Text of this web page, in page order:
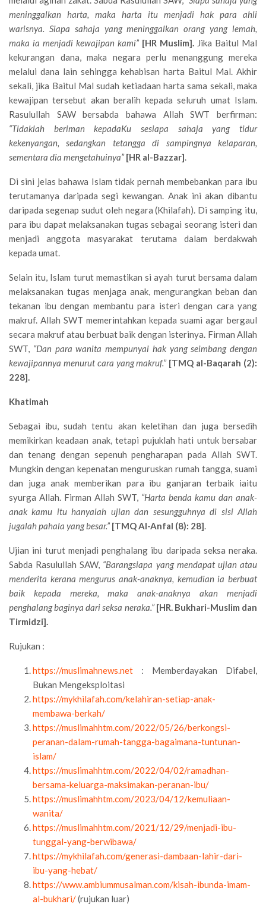
meninggalkan harta, maka harta itu menjadi hak para ahli
warisnya. Siapa sahaja yang meninggalkan orang yang lemah,
maka ia menjadi kewajipan kami” [HR Muslim]. Jika Baitul Mal
kekurangan dana, maka negara perlu menanggung mereka
melalui dana lain sehingga kehabisan harta Baitul Mal. Akhir
sekali, jika Baitul Mal sudah ketiadaan harta sama sekali, maka
kewajipan tersebut akan beralih kepada seluruh umat Islam.
Rasulullah SAW bersabda bahawa Allah SWT berfirman:
“Tidaklah beriman kepadaKu sesiapa sahaja yang tidur
kekenyangan, sedangkan tetangga di sampingnya kelaparan,
sementara dia mengetahuinya”[HR al-Bazzar].
Di sini jelas bahawa Islam tidak pernah membebankan para ibu
terutamanya daripada segi kewangan. Anak ini akan dibantu
daripada segenap sudut oleh negara (Khilafah). Di samping itu,
para ibu dapat melaksanakan tugas sebagai seorang isteri dan
menjadi anggota masyarakat terutama dalam berdakwah
kepada umat.
Selain itu, Islam turut memastikan si ayah turut bersama dalam
melaksanakan tugas menjaga anak, mengurangkan beban dan
tekanan ibu dengan membantu para isteri dengan cara yang
makruf. Allah SWT memerintahkan kepada suami agar bergaul
secara makruf atau berbuat baik dengan isterinya. Firman Allah
SWT, “Dan para wanita mempunyai hak yang seimbang dengan
kewajipannya menurut cara yang makruf.” [TMQ al-Baqarah (2):
228].
Khatimah
Sebagai ibu, sudah tentu akan keletihan dan juga bersedih
memikirkan keadaan anak, tetapi pujuklah hati untuk bersabar
dan tenang dengan sepenuh pengharapan pada Allah SWT.
Mungkin dengan kepenatan menguruskan rumah tangga, suami
dan juga anak memberikan para ibu ganjaran terbaik iaitu
syurga Allah. Firman Allah SWT, “Harta benda kamu dan anak-
anak kamu itu hanyalah ujian dan sesungguhnya di sisi Allah
jugalah pahala yang besar.” [TMQ Al-Anfal (8): 28].
Ujian ini turut menjadi penghalang ibu daripada seksa neraka.
Sabda Rasulullah SAW, “Barangsiapa yang mendapat ujian atau
menderita kerana mengurus anak-anaknya, kemudian ia berbuat
baik kepada mereka, maka anak-anaknya akan menjadi
penghalang baginya dari seksa neraka.”[HR. Bukhari-Muslim dan
Tirmidzi].
Rujukan :
https://muslimahnews.net : Memberdayakan Difabel,
Bukan Mengeksploitasi
https://mykhilafah.com/kelahiran-setiap-anak-
membawa-berkah/
https://muslimahhtm.com/2022/05/26/berkongsi-
peranan-dalam-rumah-tangga-bagaimana-tuntunan-
islam/
https://muslimahhtm.com/2022/04/02/ramadhan-
bersama-keluarga-maksimakan-peranan-ibu/
https://muslimahhtm.com/2023/04/12/kemuliaan-
wanita/
https://muslimahhtm.com/2021/12/29/menjadi-ibu-
tunggal-yang-berwibawa/
https://mykhilafah.com/generasi-dambaan-lahir-dari-
ibu-yang-hebat/
https://www.ambiummusalman.com/kisah-ibunda-imam-
al-bukhari/(rujukan luar)